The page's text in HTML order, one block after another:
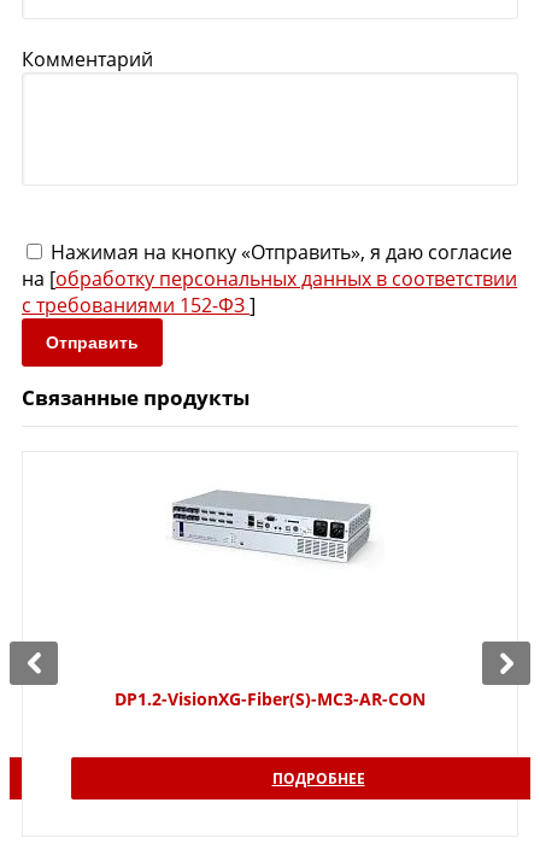
Комментарий
Нажимая на кнопку «Отправить», я даю согласие
на [обработку персональных данных в соответствии
с требованиями 152-ФЗ]
Отправить
Связанные продукты
DP1.2-VisionXG-Fiber(S)-MC3-AR-CON
ПОДРОБНЕЕ